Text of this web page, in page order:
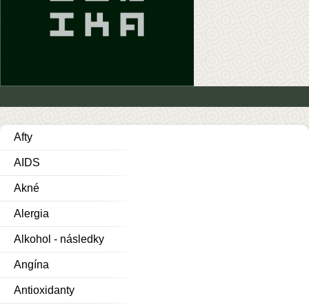
Afty
AIDS
Akné
Alergia
Alkohol - následky
Angína
Antioxidanty